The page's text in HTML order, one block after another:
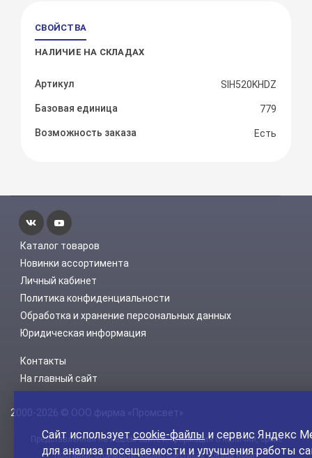
СВОЙСТВА
НАЛИЧИЕ НА СКЛАДАХ
Артикул SIH520KHDZ
Базовая единица 779
Возможность заказа Есть
Каталог товаров
Новинки ассортимента
Личный кабинет
Политика конфиденциальности
Обработка и хранение персональных данных
Юридическая информация
Контакты
На главный сайт
2000-2026 © ООО фирма «Промсвет»
Представленная на нашем сайте информация о наличии, сроке
поставки, стоимости, характеристиках товара носит
Сайт используетcookie-файлы и сервис Яндекс
для анализа посещаемости и улучшения работы